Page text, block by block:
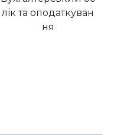
лік та оподаткуван
ня